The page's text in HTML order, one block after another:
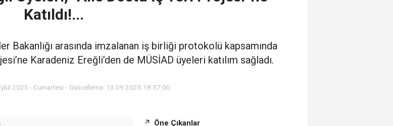
Katıldı!...
Bakanlığı arasında imzalanan iş birliği protokolü kapsamında
Karadeniz Ereğli’den de MÜSİAD üyeleri katılım sağladı.
2025 - Cumartesi - Güncelleme: 13.09.2025 18:57:00
Öne Çıkanlar